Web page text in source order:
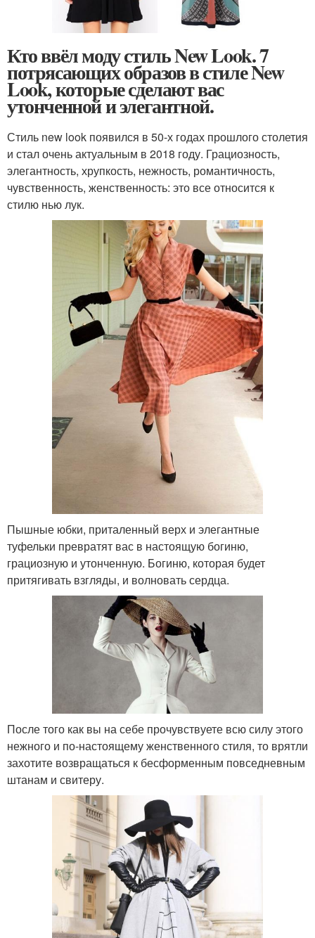
Кто ввёл моду стиль New Look. 7
потрясающих образов в стиле New
Look, которые сделают вас
утонченной и элегантной.
Стиль new look появился в 50-х годах прошлого столетия
и стал очень актуальным в 2018 году. Грациозность,
элегантность, хрупкость, нежность, романтичность,
чувственность, женственность: это все относится к
стилю нью лук.
Пышные юбки, приталенный верх и элегантные
туфельки превратят вас в настоящую богиню,
грациозную и утонченную. Богиню, которая будет
притягивать взгляды, и волновать сердца.
После того как вы на себе прочувствуете всю силу этого
нежного и по-настоящему женственного стиля, то врятли
захотите возвращаться к бесформенным повседневным
штанам и свитеру.